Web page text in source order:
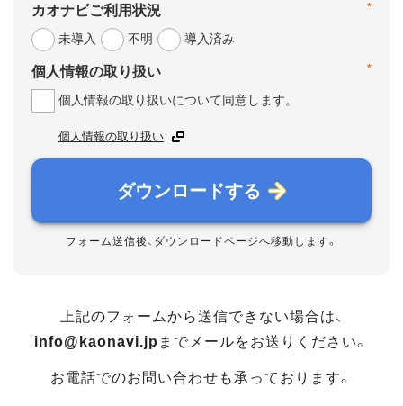
*
カオナビご利用状況
未導入
不明 導入済み
*
個人情報の取り扱い
個人情報の取り扱いについて同意します。
個人情報の取り扱い
ダウンロードする
フォーム送信後、ダウンロードページへ移動します。
上記のフォームから送信できない場合は、
info@kaonavi.jp までメールをお送りください。
お電話でのお問い合わせも承っております。